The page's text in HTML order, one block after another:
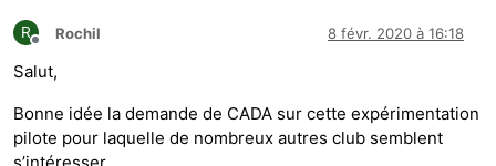
R
Hors-ligne
Rochil 8 févr. 2020 à 16:18
Salut,
Bonne idée la demande de CADA sur cette expérimentation
pilote pour laquelle de nombreux autres club semblent